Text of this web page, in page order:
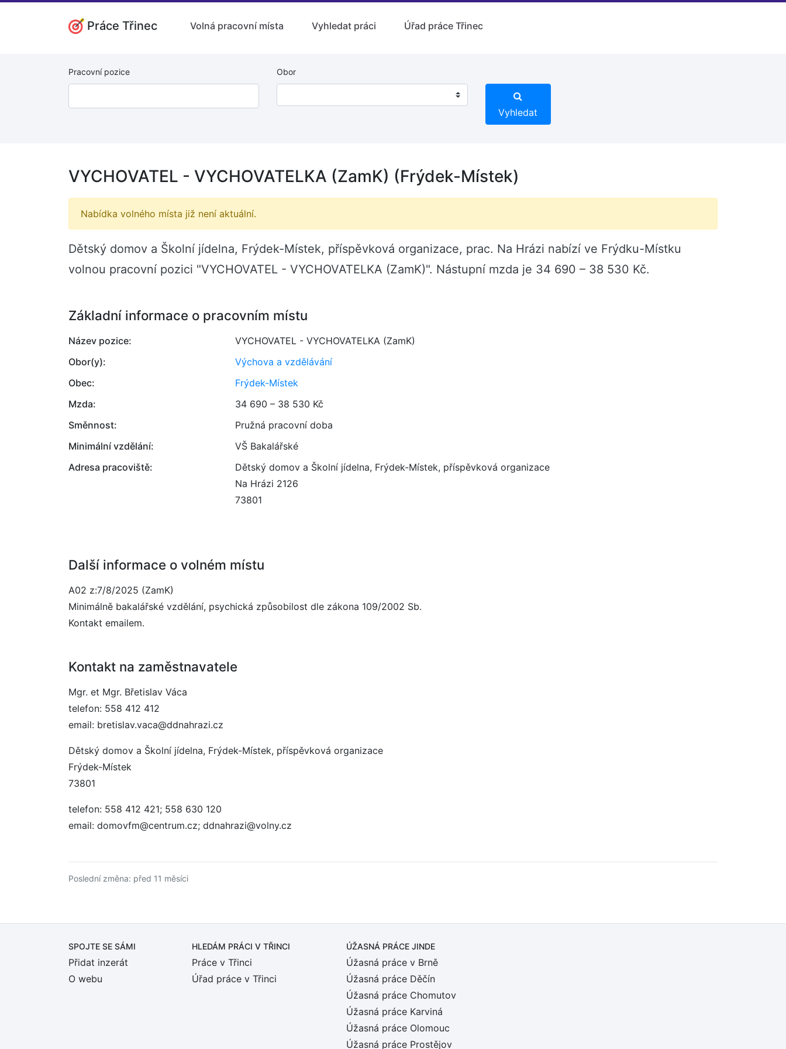
Práce Třinec Volná pracovní místa Vyhledat práci Úřad práce Třinec
Pracovní pozice Obor
Vyhledat
VYCHOVATEL - VYCHOVATELKA (ZamK) (Frýdek-Místek)
Nabídka volného místa již není aktuální.
Dětský domov a Školní jídelna, Frýdek-Místek, příspěvková organizace, prac. Na Hrázi nabízí ve Frýdku-Místku
volnou pracovní pozici "VYCHOVATEL - VYCHOVATELKA (ZamK)". Nástupní mzda je 34 690 – 38 530 Kč.
Základní informace o pracovním místu
Název pozice:
VYCHOVATEL - VYCHOVATELKA (ZamK)
Obor(y):
Výchova a vzdělávání
Obec:
Frýdek-Místek
Mzda:
34 690 – 38 530 Kč
Směnnost:
Pružná pracovní doba
Minimální vzdělání:
VŠ Bakalářské
Adresa pracoviště:
Dětský domov a Školní jídelna, Frýdek-Místek, příspěvková organizace
Na Hrázi 2126
73801
Další informace o volném místu
A02 z:7/8/2025 (ZamK)
Minimálně bakalářské vzdělání, psychická způsobilost dle zákona 109/2002 Sb.
Kontakt emailem.
Kontakt na zaměstnavatele
Mgr. et Mgr. Břetislav Váca
telefon: 558 412 412
email: bretislav.vaca@ddnahrazi.cz
Dětský domov a Školní jídelna, Frýdek-Místek, příspěvková organizace
Frýdek-Místek
73801
telefon: 558 412 421; 558 630 120
email: domovfm@centrum.cz; ddnahrazi@volny.cz
Poslední změna: před 11 měsíci
SPOJTE SE SÁMI
Přidat inzerát
O webu
HLEDÁM PRÁCI V TŘINCI
Práce v Třinci
Úřad práce v Třinci
ÚŽASNÁ PRÁCE JINDE
Úžasná práce v Brně
Úžasná práce Děčín
Úžasná práce Chomutov
Úžasná práce Karviná
Úžasná práce Olomouc
Úžasná práce Prostějov